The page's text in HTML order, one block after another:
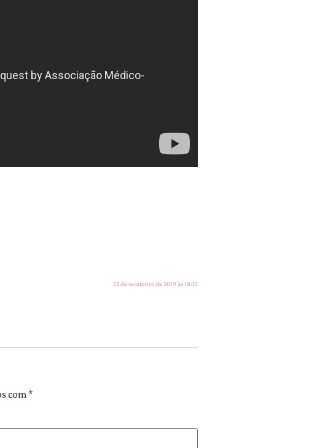
12 de setembro de 2019 às 18:15
com*